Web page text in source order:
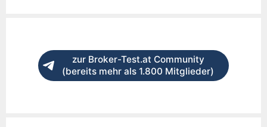
zur Broker-Test.at Community
(bereits mehr als 1.800 Mitglieder)